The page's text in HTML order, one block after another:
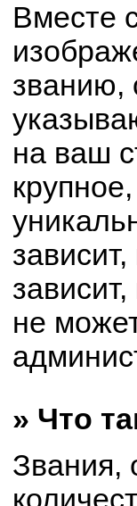
Вместе
званию,
на ваш
не
» Что
Звания,